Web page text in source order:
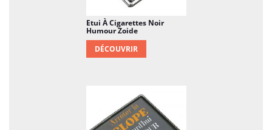
Etui À Cigarettes Noir
Humour Zoide
DÉCOUVRIR